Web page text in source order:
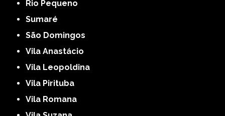
Rio Pequeno
Sumaré
São Domingos
Vila Anastácio
Vila Leopoldina
Vila Pirituba
Vila Romana